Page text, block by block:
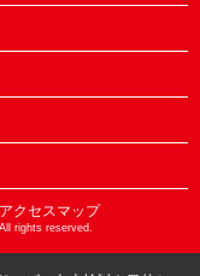
アクセスマップ
rights reserved.